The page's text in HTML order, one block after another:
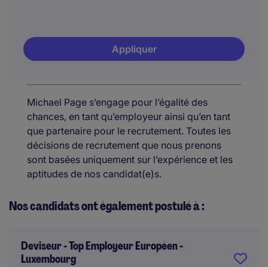
Appliquer
Michael Page s’engage pour l’égalité des
chances, en tant qu’employeur ainsi qu’en tant
que partenaire pour le recrutement. Toutes les
décisions de recrutement que nous prenons
sont basées uniquement sur l’expérience et les
aptitudes de nos candidat(e)s.
Nos candidats ont également postulé à :
Deviseur - Top Employeur Européen -
Luxembourg